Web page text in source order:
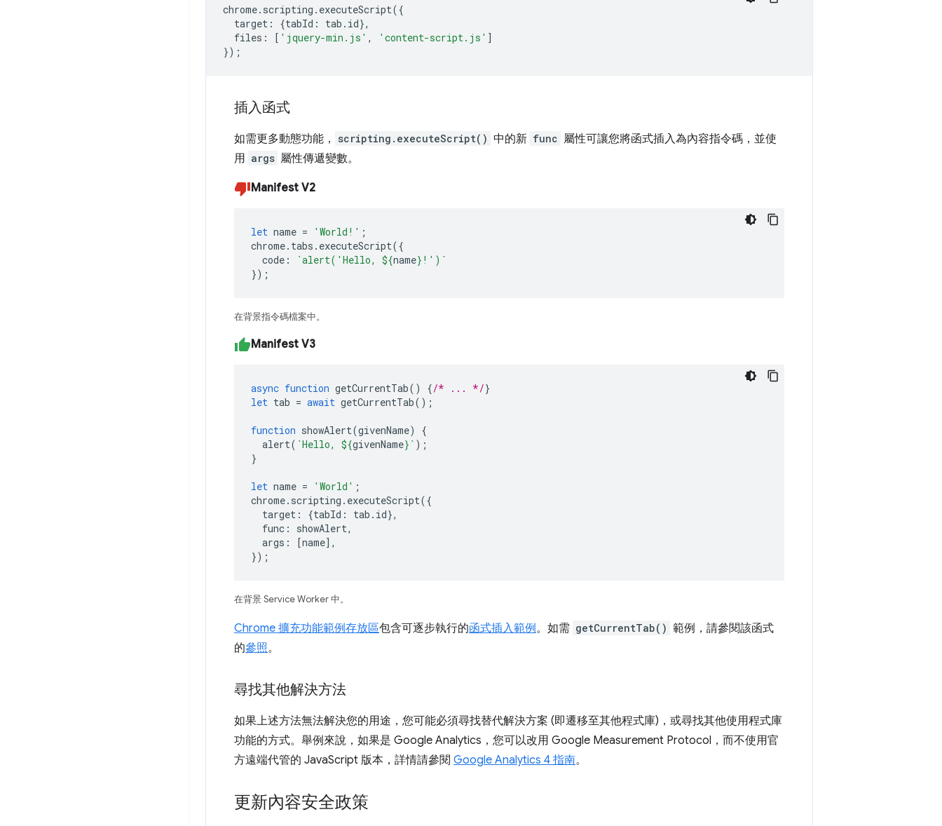
chrome. scripting . executeScript({
target : {tabId : tab . id},
files : [ 'jquery-min.js' , 'content-script.js' ]
});
插入函式
如需更多動態功能， scripting.executeScript() 中的新 func 屬性可讓您將函式插入為內容指令碼，並使
用 args 屬性傳遞變數。
Manifest V2
let name = 'World!' ;
chrome. tabs . executeScript({
code : `alert('Hello, ${name} !')`
});
在背景指令碼檔案中。
Manifest V3
async function getCurrentTab() {/* ... */}
let tab = await getCurrentTab();
function showAlert(givenName)
{
alert( `Hello, ${givenName} ` );
}
let name = 'World' ;
chrome. scripting . executeScript({
target : {tabId : tab . id},
func : showAlert,
args : [name],
});
在背景 Service Worker 中。
Chrome 擴充功能範例存放區包含可逐步執行的函式插入範例。如需 getCurrentTab() 範例，請參閱該函式
的參照。
尋找其他解決方法
如果上述方法無法解決您的用途，您可能必須尋找替代解決方案 (即遷移至其他程式庫)，或尋找其他使用程式庫
功能的方式。舉例來說，如果是 Google Analytics，您可以改用 Google Measurement Protocol，而不使用官
方遠端代管的 JavaScript 版本，詳情請參閱 Google Analytics 4 指南。
更新內容安全政策